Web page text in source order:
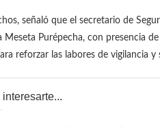
señaló que el secretario de
Meseta Purépecha, con presencia
reforzar las labores de vigilancia y
interesarte...